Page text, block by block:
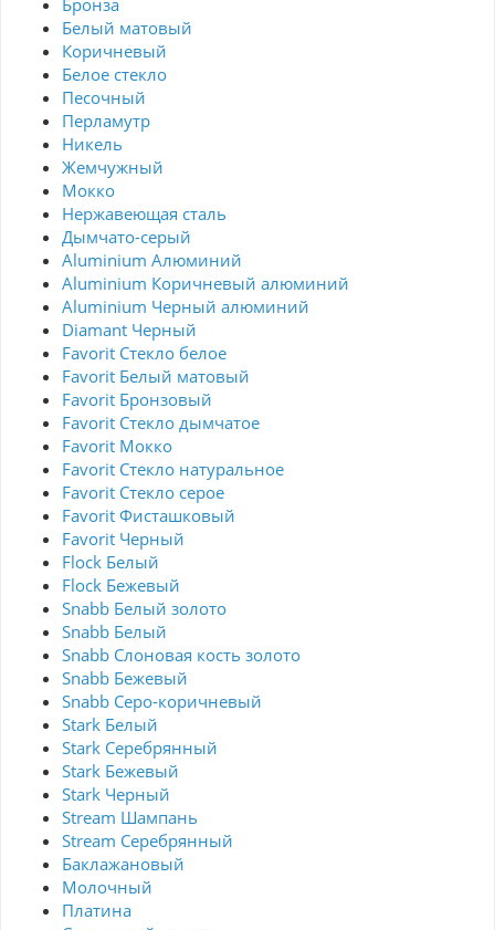
Белый матовый
Коричневый
Белое стекло
Песочный
Перламутр
Никель
Жемчужный
Мокко
Нержавеющая сталь
Дымчато-серый
Aluminium Алюминий
Aluminium Коричневый алюминий
Aluminium Черный алюминий
Diamant Черный
Favorit Стекло белое
Favorit Белый матовый
Favorit Бронзовый
Favorit Стекло дымчатое
Favorit Мокко
Favorit Стекло натуральное
Favorit Стекло серое
Favorit Фисташковый
Favorit Черный
Flock Белый
Flock Бежевый
Snabb Белый золото
Snabb Белый
Snabb Слоновая кость золото
Snabb Бежевый
Snabb Серо-коричневый
Stark Белый
Stark Серебрянный
Stark Бежевый
Stark Черный
Stream Шампань
Stream Серебрянный
Баклажановый
Молочный
Платина